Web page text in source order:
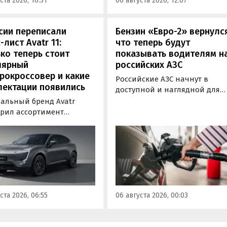
переписали
лист Avatr 11:
теперь стоит
и какие
появились
бренд Avatr
ассортимент
Avatr 11 в России
2026 года. Вместе с
его прайс-листа
единственное
исполнение,
цена модели
на 760 тыс. рублей,
2026, 06:55
Бензин «Евро-2»
что теперь будут
показывать водителям
российских АЗС
Российские АЗС начнут в
доступной и наглядной для
отпускаемого топлива. Это
позволит автовладельцам
осознанно выбрать топливо
определенного класса — от
«Евро-2» до «Евро-5»,
сообщили в Минэнерго РФ.
06 августа 2026, 00:03